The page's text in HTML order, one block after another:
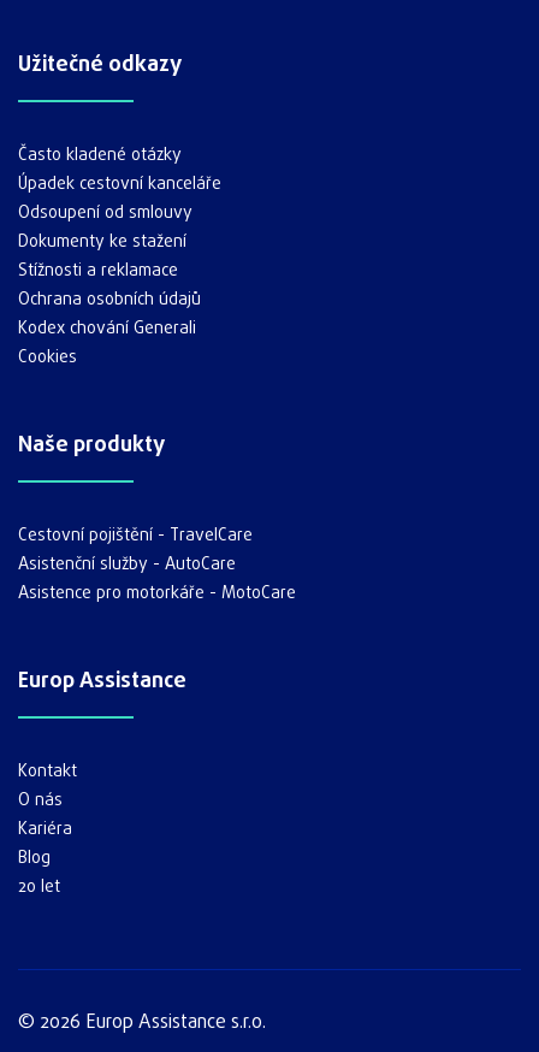
Užitečné odkazy
Často kladené otázky
Úpadek cestovní kanceláře
Odsoupení od smlouvy
Dokumenty ke stažení
Stížnosti a reklamace
Ochrana osobních údajů
Kodex chování Generali
Cookies
Naše produkty
Cestovní pojištění - TravelCare
Asistenční služby - AutoCare
Asistence pro motorkáře - MotoCare
Europ Assistance
Kontakt
O nás
Kariéra
Blog
20 let
© 2026 Europ Assistance s.r.o.